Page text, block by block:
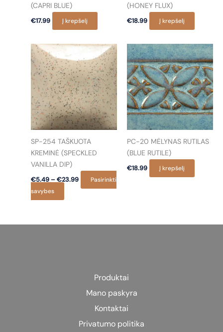
(CAPRI BLUE)
€17.99 Į krepšelį
(HONEY FLUX)
€18.99 Į krepšelį
SP-254 TAŠKUOTA
KREMINĖ (SPECKLED
VANILLA DIP)
€5.49 – €23.99PricePasirinkti
savybes
product
multiple
chosen
product
PC-20 MĖLYNAS RUTILAS
(BLUE RUTILE)
€18.99 Į krepšelį
Produktai
Mano paskyra
Kontaktai
Privatumo politika